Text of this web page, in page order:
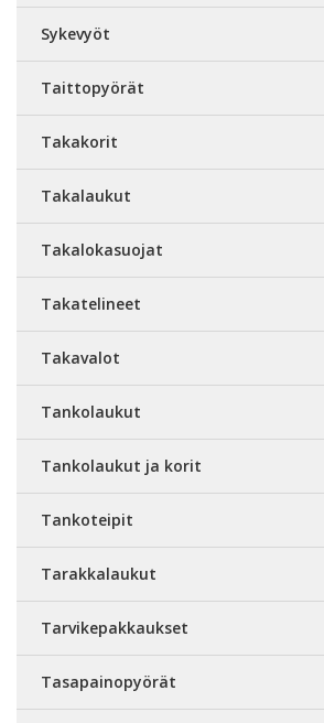
Sykevyöt
Taittopyörät
Takakorit
Takalaukut
Takalokasuojat
Takatelineet
Takavalot
Tankolaukut
Tankolaukut ja korit
Tankoteipit
Tarakkalaukut
Tarvikepakkaukset
Tasapainopyörät